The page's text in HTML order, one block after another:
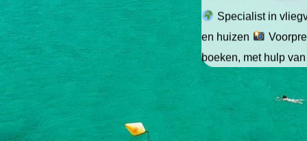
Specialist in
en huizen
boeken, met hulp